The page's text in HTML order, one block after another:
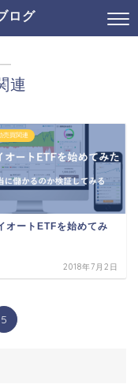
ログ
―
連
売買関連
オートETFを始めてみ
2018年7月2日
5